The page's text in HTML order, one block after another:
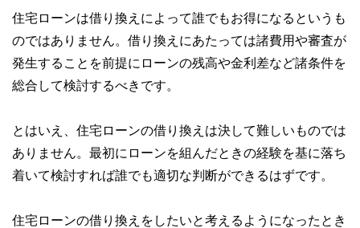
住宅ローンは借り換えによって誰でもお得になるというも
のではありません。借り換えにあたっては諸費用や審査が
発生することを前提にローンの残高や金利差など諸条件を
総合して検討するべきです。
とはいえ、住宅ローンの借り換えは決して難しいものでは
ありません。最初にローンを組んだときの経験を基に落ち
着いて検討すれば誰でも適切な判断ができるはずです。
住宅ローンの借り換えをしたいと考えるようになったとき